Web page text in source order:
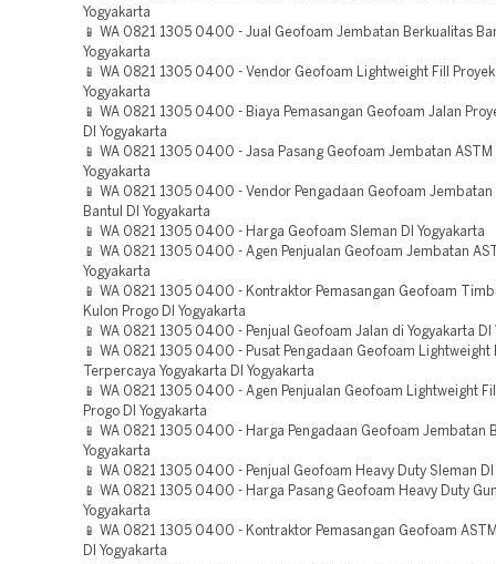
Yogyakarta
📱 WA 0821 1305 0400 - Jual Geofoam Jembatan Berkualitas
Yogyakarta
📱 WA 0821 1305 0400 - Vendor Geofoam Lightweight Fill
Yogyakarta
📱 WA 0821 1305 0400 - Biaya Pemasangan Geofoam Jalan
DI Yogyakarta
📱 WA 0821 1305 0400 - Jasa Pasang Geofoam Jembatan ASTM
Yogyakarta
📱 WA 0821 1305 0400 - Vendor Pengadaan Geofoam Jembatan
Bantul DI Yogyakarta
📱 WA 0821 1305 0400 - Harga Geofoam Sleman DI Yogyakarta
📱 WA 0821 1305 0400 - Agen Penjualan Geofoam Jembatan
Yogyakarta
📱 WA 0821 1305 0400 - Kontraktor Pemasangan Geofoam
Kulon Progo DI Yogyakarta
📱 WA 0821 1305 0400 - Penjual Geofoam Jalan di Yogyakarta DI
📱 WA 0821 1305 0400 - Pusat Pengadaan Geofoam Lightweight
Terpercaya Yogyakarta DI Yogyakarta
📱 WA 0821 1305 0400 - Agen Penjualan Geofoam Lightweight
Progo DI Yogyakarta
📱 WA 0821 1305 0400 - Harga Pengadaan Geofoam Jembatan
Yogyakarta
📱 WA 0821 1305 0400 - Penjual Geofoam Heavy Duty Sleman DI
📱 WA 0821 1305 0400 - Harga Pasang Geofoam Heavy Duty
Yogyakarta
📱 WA 0821 1305 0400 - Kontraktor Pemasangan Geofoam
DI Yogyakarta